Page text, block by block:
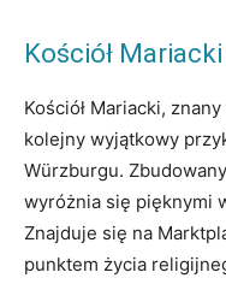
Kościół
Kościół Mariacki,
kolejny wyjątkowy
Würzburgu.
wyróżnia się pięknymi
Znajduje się na
punktem życia